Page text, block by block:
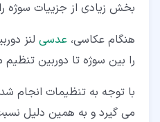
بخش زیادی از جزییات سوژه
هنگام عکاسی، عدسی لنز
را بین سوژه تا دوربین
با توجه به تنظیمات انجام
می گیرد و به همین دلیل